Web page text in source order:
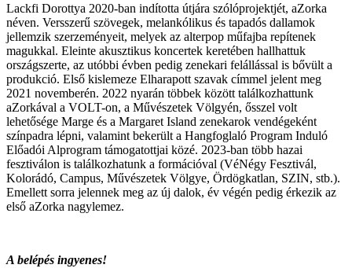
Lackfi Dorottya 2020-ban indította útjára szólóprojektjét, aZorka
néven. Versszerű szövegek, melankólikus és tapadós dallamok
jellemzik szerzeményeit, melyek az alterpop műfajba repítenek
magukkal. Eleinte akusztikus koncertek keretében hallhattuk
országszerte, az utóbbi évben pedig zenekari felállással is bővült a
produkció. Első kislemeze Elharapott szavak címmel jelent meg
2021 novemberén. 2022 nyarán többek között találkozhattunk
aZorkával a VOLT-on, a Művészetek Völgyén, ősszel volt
lehetősége Marge és a Margaret Island zenekarok vendégeként
színpadra lépni, valamint bekerült a Hangfoglaló Program Induló
Előadói Alprogram támogatottjai közé. 2023-ban több hazai
fesztiválon is találkozhatunk a formációval (VéNégy Fesztivál,
Kolorádó, Campus, Művészetek Völgye, Ördögkatlan, SZIN, stb.).
Emellett sorra jelennek meg az új dalok, év végén pedig érkezik az
első aZorka nagylemez.
A belépés ingyenes!